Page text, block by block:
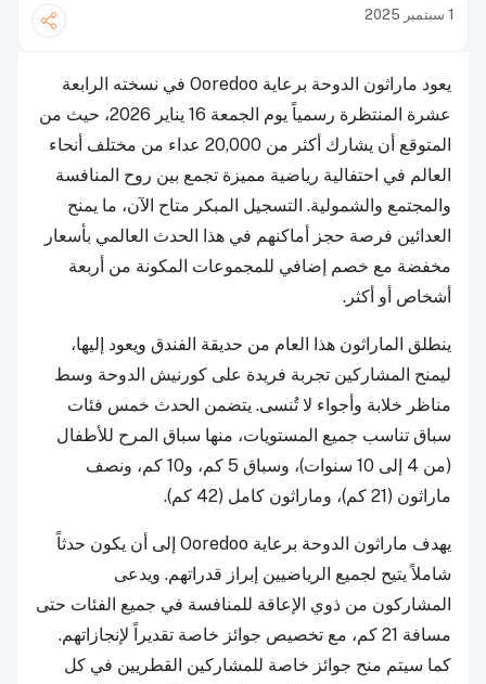
1 سبتمبر 2025
يعود ماراثون الدوحة برعاية Ooredoo في نسخته الرابعة
عشرة المنتظرة رسمياً يوم الجمعة 16 يناير 2026، حيث من
المتوقع أن يشارك أكثر من 20,000 عداء من مختلف أنحاء
العالم في احتفالية رياضية مميزة تجمع بين روح المنافسة
والمجتمع والشمولية. التسجيل المبكر متاح الآن، ما يمنح
العدائين فرصة حجز أماكنهم في هذا الحدث العالمي بأسعار
مخفضة مع خصم إضافي للمجموعات المكونة من أربعة
أشخاص أو أكثر.
ينطلق الماراثون هذا العام من حديقة الفندق ويعود إليها،
ليمنح المشاركين تجربة فريدة على كورنيش الدوحة وسط
مناظر خلابة وأجواء لا تُنسى. يتضمن الحدث خمس فئات
سباق تناسب جميع المستويات، منها سباق المرح للأطفال
(من 4 إلى 10 سنوات)، وسباق 5 كم، و10 كم، ونصف
ماراثون (21 كم)، وماراثون كامل (42 كم).
يهدف ماراثون الدوحة برعاية Ooredoo إلى أن يكون حدثاً
شاملاً يتيح لجميع الرياضيين إبراز قدراتهم. ويدعى
المشاركون من ذوي الإعاقة للمنافسة في جميع الفئات حتى
مسافة 21 كم، مع تخصيص جوائز خاصة تقديراً لإنجازاتهم.
كما سيتم منح جوائز خاصة للمشاركين القطريين في كل